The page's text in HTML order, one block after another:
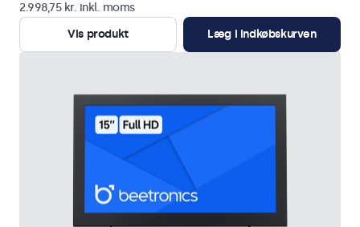
2.998,75 kr. inkl. moms
Vis produkt
Læg i indkøbskurven